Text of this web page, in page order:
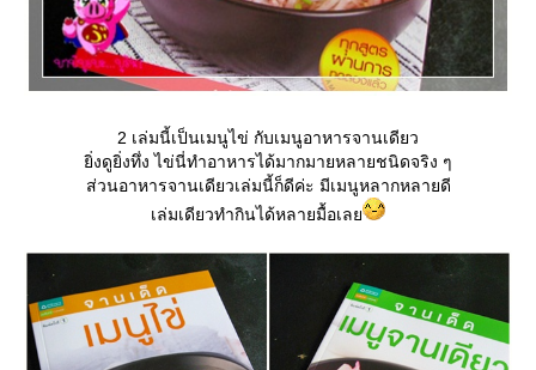
2 เล่มนี้เป็นเมนูไข่ กับเมนูอาหารจานเดียว
ิ่งดูยิ่งทึ่ง ไข่นี่ทำอาหารได้มากมายหลายชนิดจริง ๆ
ส่วนอาหารจานเดียวเล่มนี้ก็ดีค่ะ มีเมนูหลากหลายดี
เล่มเดียวทำกินได้หลายมื้อเล